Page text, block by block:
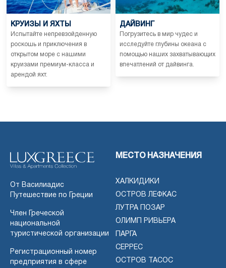
КРУИЗЫ И ЯХТЫ
Испытайте непревзойденную
роскошь и приключения в
открытом море с нашими
круизами премиум-класса и
арендой яхт.
ДАЙВИНГ
Погрузитесь в мир чудес и
исследуйте глубины океана с
помощью наших захватывающих
впечатлений от дайвинга.
От Василиадис
Путешествие по Греции
Член Греческой
национальной
туристической организации
Регистрационный номер
предприятия в сфере
МЕСТО НАЗНАЧЕНИЯ
ХАЛКИДИКИ
ОСТРОВ ЛЕФКАС
ЛУТРА ПОЗАР
ОЛИМП РИВЬЕРА
ПАРГА
СЕРРЕС
ОСТРОВ ТАСОС